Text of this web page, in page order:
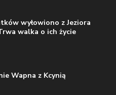
wyłowiono z Jeziora
walka o ich życie
Wapna z Kcynią